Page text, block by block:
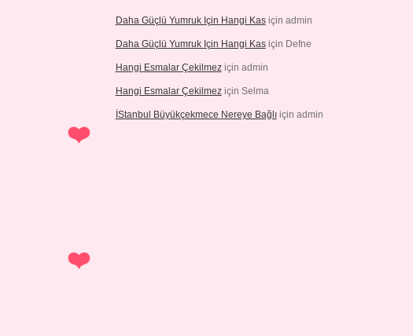
Daha Güçlü Yumruk Için Hangi Kasiçin admin
Daha Güçlü Yumruk Için Hangi Kasiçin Defne
Hangi Esmalar Çekilmeziçin admin
Hangi Esmalar Çekilmeziçin Selma
İStanbul Büyükçekmece Nereye Bağlıiçin admin